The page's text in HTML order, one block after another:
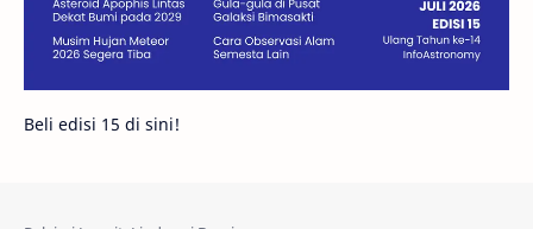
Juno Bintang Biner
Fakta Galaksi Spiral
Beli edisi 15 di sini!